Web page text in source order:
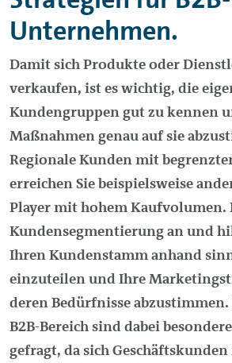
Unternehmen.
Damit sich Produkte oder
verkaufen, ist es wichtig, die
Kundengruppen gut zu kennen
Maßnahmen genau auf sie
Regionale Kunden mit
erreichen Sie beispielsweise
Player mit hohem Kaufvolumen.
Kundensegmentierung an und
Ihren Kundenstamm anhand
einzuteilen und Ihre
deren Bedürfnisse
B2B-Bereich sind dabei
gefragt, da sich